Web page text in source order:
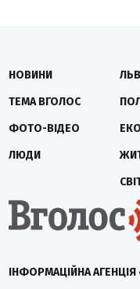
ІНФОРМАЦІЙНА
НОВИНИ
ТЕМА ВГОЛОС
ФОТО-ВІДЕО
ЛЮДИ